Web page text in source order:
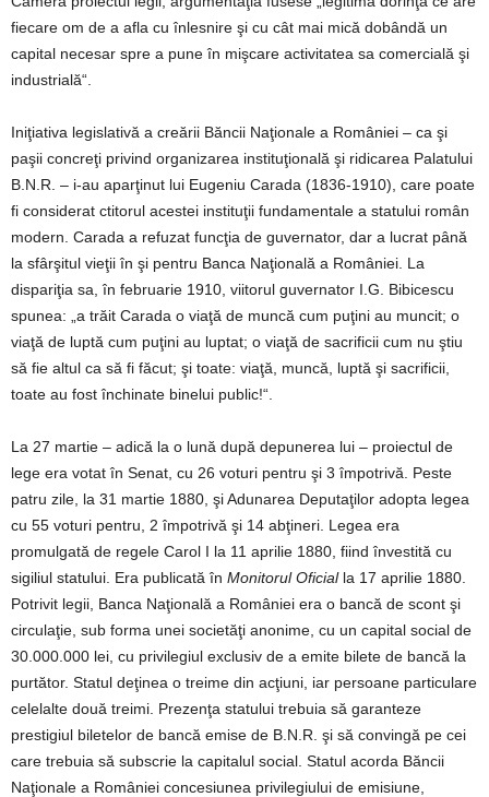
fiecare om de a afla cu înlesnire şi cu cât mai mică dobândă un
capital necesar spre a pune în mişcare activitatea sa comercială şi
industrială“.
Iniţiativa legislativă a creării Băncii Naţionale a României – ca şi
paşii concreţi privind organizarea instituţională şi ridicarea Palatului
B.N.R. – i-au aparţinut lui Eugeniu Carada (1836-1910), care poate
fi considerat ctitorul acestei instituţii fundamentale a statului român
modern. Carada a refuzat funcţia de guvernator, dar a lucrat până
la sfârşitul vieţii în şi pentru Banca Naţională a României. La
dispariţia sa, în februarie 1910, viitorul guvernator I.G. Bibicescu
spunea: „a trăit Carada o viaţă de muncă cum puţini au muncit; o
viaţă de luptă cum puţini au luptat; o viaţă de sacrificii cum nu ştiu
să fie altul ca să fi făcut; şi toate: viaţă, muncă, luptă şi sacrificii,
toate au fost închinate binelui public!“.
La 27 martie – adică la o lună după depunerea lui – proiectul de
lege era votat în Senat, cu 26 voturi pentru şi 3 împotrivă. Peste
patru zile, la 31 martie 1880, şi Adunarea Deputaţilor adopta legea
cu 55 voturi pentru, 2 împotrivă şi 14 abţineri. Legea era
promulgată de regele Carol I la 11 aprilie 1880, fiind învestită cu
sigiliul statului. Era publicată în Monitorul Oficialla 17 aprilie 1880.
Potrivit legii, Banca Naţională a României era o bancă de scont şi
circulaţie, sub forma unei societăţi anonime, cu un capital social de
30.000.000 lei, cu privilegiul exclusiv de a emite bilete de bancă la
purtător. Statul deţinea o treime din acţiuni, iar persoane particulare
celelalte două treimi. Prezenţa statului trebuia să garanteze
prestigiul biletelor de bancă emise de B.N.R. şi să convingă pe cei
care trebuia să subscrie la capitalul social. Statul acorda Băncii
Naţionale a României concesiunea privilegiului de emisiune,